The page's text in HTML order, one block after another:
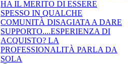
HA IL MERITO DI ESSERE
SPESSO IN QUALCHE
COMUNITÀ DISAGIATA A DARE
SUPPORTO....ESPERIENZA DI
ACQUISTO? LA
PROFESSIONALITÀ PARLA DA
SOLA